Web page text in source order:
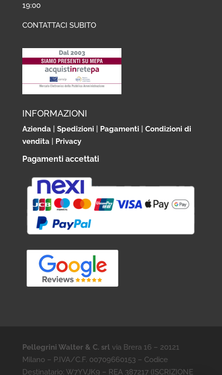
19:00
CONTATTACI SUBITO
INFORMAZIONI
Azienda Spedizioni Pagamenti
Condizioni di
vendita
Privacy
Pagamenti accettati
Pellegrini Walter & C. srlvia Brera 16 – 20121
Milano – P.IVA/C.F. 00709660153 – Codice
Destinatario: W7YVJK9 – REA 387217 (ISCRIZIONE